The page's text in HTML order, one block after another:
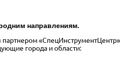
направлениям.
партнером «СпецИнструментЦентр»
города и области: